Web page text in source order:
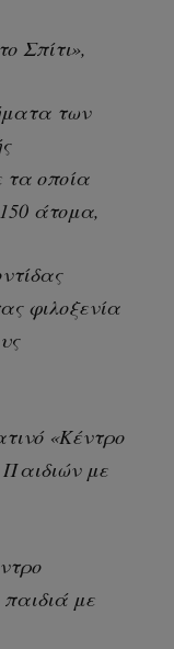
Σπίτι»,
των
οποία
άτομα,
φιλοξενία
«Κέντρο
Παιδιών με
με